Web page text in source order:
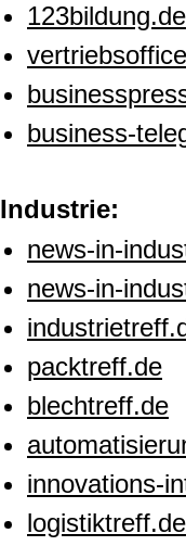
123bildung.de
business-
Industrie:
news-in-
news-in-
packtreff.de
blechtreff.de
innovations-
logistiktreff.de